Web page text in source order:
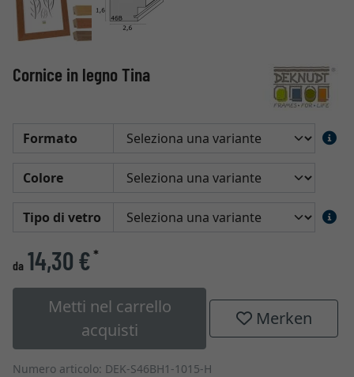
Cornice in legno Tina
Formato
Colore
Tipo di vetro
da 14,30 €*
Metti nel carrello
acquisti
Merken
Numero articolo: DEK-S46BH1-1015-H